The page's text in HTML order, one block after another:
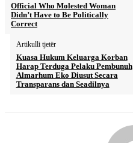
Official Who Molested Woman
Didn’t Have to Be Politically
Correct
Artikulli tjetër
Kuasa Hukum Keluarga Korban
Harap Terduga Pelaku Pembunuh
Almarhum Eko Diusut Secara
Transparans dan Seadilnya